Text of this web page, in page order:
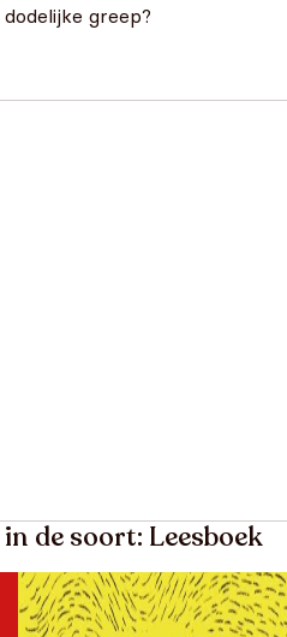
greep?
de soort: Leesboek